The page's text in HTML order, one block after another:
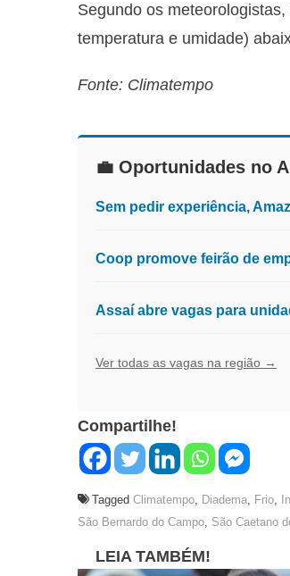
Segundo os
temperatura e umidade)
Fonte: Climatempo
💼 Oportunidades no
Sem pedir experiência,
Coop promove feirão de
Assaí abre vagas para
Ver todas as vagas na região →
Compartilhe!
Tagged Climatempo, Diadema, Frio,
São Bernardo do Campo, São Caetano
LEIA TAMBÉM!